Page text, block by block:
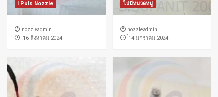
I Puls Nozzle
nozzleadmin
่16 สิงหาคม 2024
ไม่มีหมวดหมู่
nozzleadmin
่14 มกราคม 2024